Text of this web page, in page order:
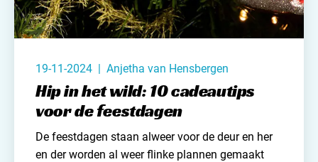
Nederland
België
Luxemburg
Frankrijk
Zwitserland
19-11-2024 | Anjetha van Hensbergen
Hip in het wild: 10 cadeautips
voor de feestdagen
De feestdagen staan alweer voor de deur en her
en der worden al weer flinke plannen gemaakt